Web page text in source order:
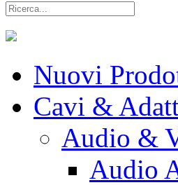
Nuovi
Cavi &
Audio &
Audio